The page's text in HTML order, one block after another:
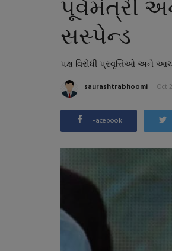
પૂર્વમંત્રી
સસ્પેન્ડ
પક્ષ વિરોધી પ્રવૃત્તિઓ અને
saurashtrabhoomi Oct
Facebook